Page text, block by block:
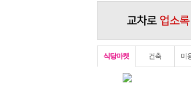
식당마켓 건축 미